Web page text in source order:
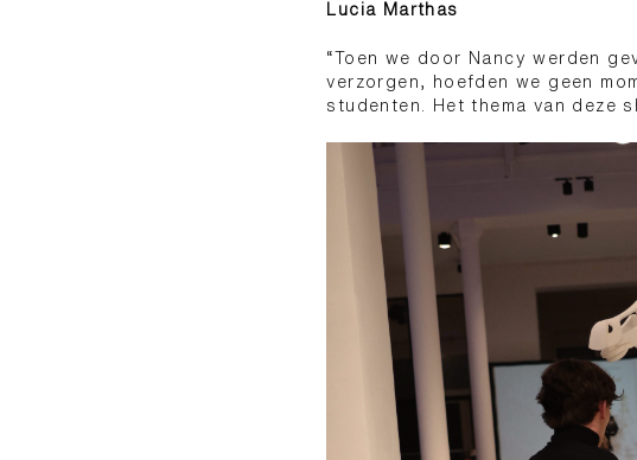
Lucia Marthas
“Toen we door Nancy werden
verzorgen, hoefden we geen
studenten. Het thema van deze